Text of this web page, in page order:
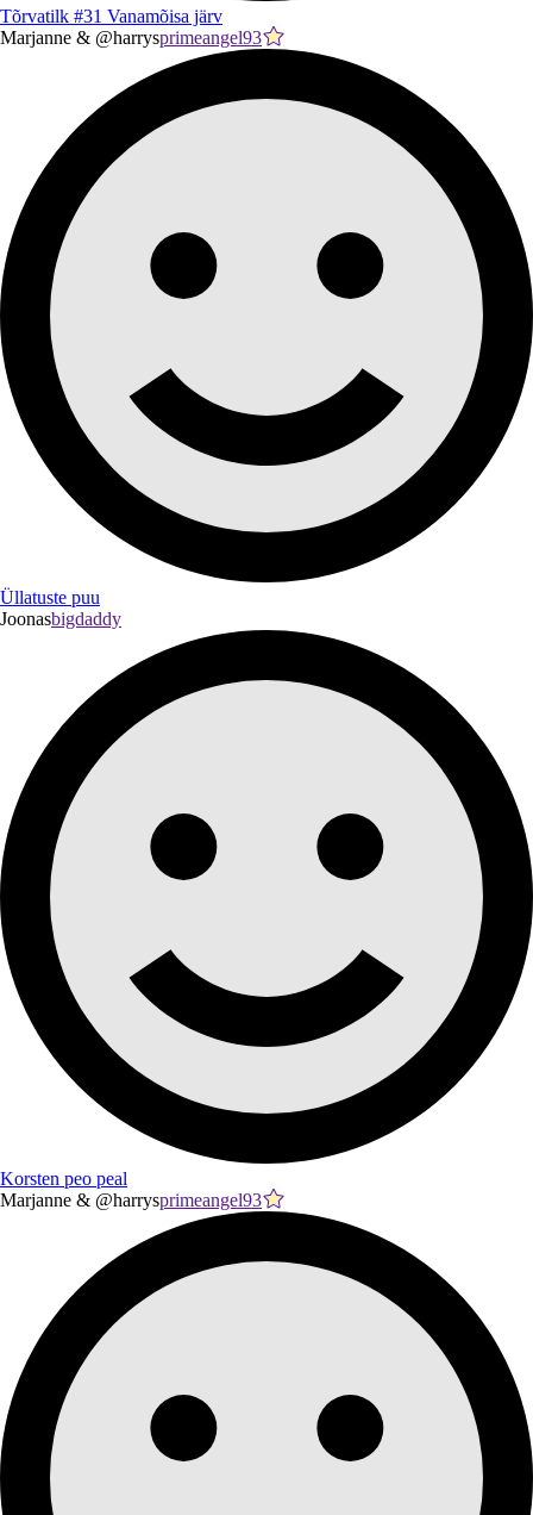
Tõrvatilk #31 Vanamõisa järv
Marjanne & @harrysprimeangel93
Üllatuste puu
Joonasbigdaddy
Korsten peo peal
Marjanne & @harrysprimeangel93